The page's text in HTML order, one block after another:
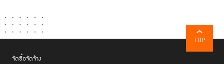
TOP
จัดซื้อจัดจ้าง